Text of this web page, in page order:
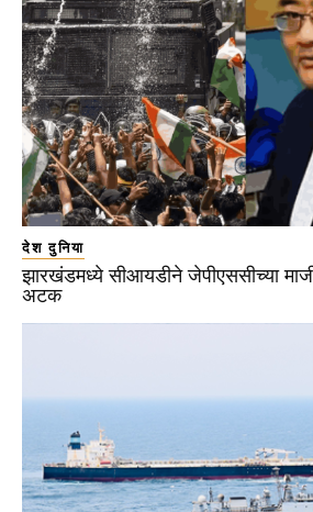
देश दुनिया
झारखंडमध्ये सीआयडीने जेपीएससीच्या
अटक